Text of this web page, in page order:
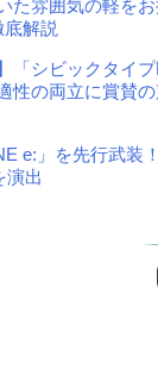
た雰囲気の軽を
解説
「シビックタイ
性の両立に賞賛
e:」を先行武装
演出